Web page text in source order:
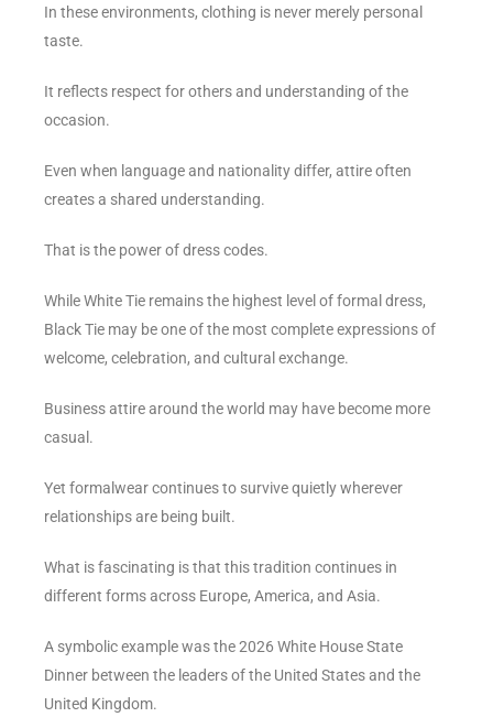
In these environments, clothing is never merely personal
taste.
It reflects respect for others and understanding of the
occasion.
Even when language and nationality differ, attire often
creates a shared understanding.
That is the power of dress codes.
While White Tie remains the highest level of formal dress,
Black Tie may be one of the most complete expressions of
welcome, celebration, and cultural exchange.
Business attire around the world may have become more
casual.
Yet formalwear continues to survive quietly wherever
relationships are being built.
What is fascinating is that this tradition continues in
different forms across Europe, America, and Asia.
A symbolic example was the 2026 White House State
Dinner between the leaders of the United States and the
United Kingdom.